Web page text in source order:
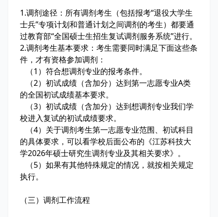
1.调剂途径：所有调剂考生（包括报考“退役大学生
士兵”专项计划和普通计划之间调剂的考生）都要通
过教育部“全国硕士生招生复试调剂服务系统”进行。
2.调剂考生基本要求：考生需要同时满足下面这些条
件，才有资格参加调剂：
（1）符合想调剂专业的报考条件。
（2）初试成绩（含加分）达到第一志愿专业A类
的全国初试成绩基本要求。
（3）初试成绩（含加分）达到想调剂专业我们学
校进入复试的初试成绩要求。
（4）关于调剂考生第一志愿专业范围、初试科目
的具体要求，可以看学校后面公布的《江苏科技大
学2026年硕士研究生调剂专业及其相关要求》。
（5）如果有其他特殊规定的情况，就按相关规定
执行。
（三）调剂工作流程